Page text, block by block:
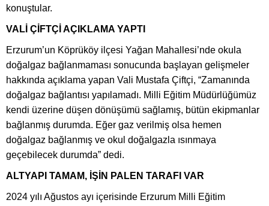
konuştular.
VALİ ÇİFTÇİ AÇIKLAMA YAPTI
Erzurum’un Köprüköy ilçesi Yağan Mahallesi’nde okula
doğalgaz bağlanmaması sonucunda başlayan gelişmeler
hakkında açıklama yapan Vali Mustafa Çiftçi, “Zamanında
doğalgaz bağlantısı yapılamadı. Milli Eğitim Müdürlüğümüz
kendi üzerine düşen dönüşümü sağlamış, bütün ekipmanlar
bağlanmış durumda. Eğer gaz verilmiş olsa hemen
doğalgaz bağlanmış ve okul doğalgazla ısınmaya
geçebilecek durumda” dedi.
ALTYAPI TAMAM, İŞİN PALEN TARAFI VAR
2024 yılı Ağustos ayı içerisinde Erzurum Milli Eğitim